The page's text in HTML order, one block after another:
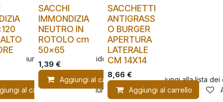
Aggiungi alla lista dei desideri
al carrello Aggiungi alla lista dei desideri
SACCHI
IMMONDIZIA
NEUTRO IN
ROTOLO cm
50x65
1,39€
Aggiungi al carrello Aggiungi alla lista dei
SACCHETTI
ANTIGRASS
O BURGER
APERTURA
LATERALE
CM 14X14
8,66€
Aggiungi al carrello